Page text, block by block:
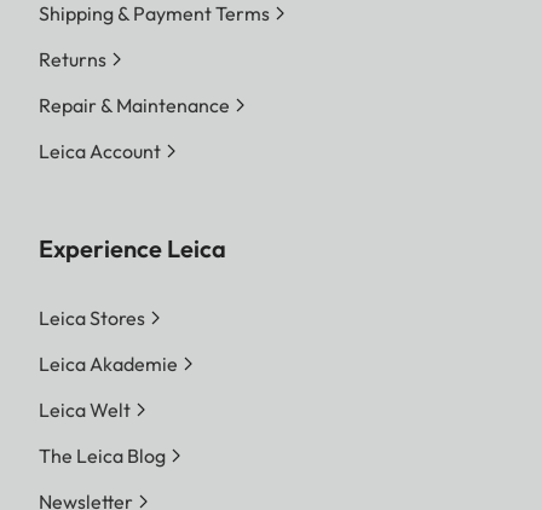
Shipping & Payment Terms
Returns
Repair & Maintenance
Leica Account
Experience Leica
Leica Stores
Leica Akademie
Leica Welt
The Leica Blog
Newsletter